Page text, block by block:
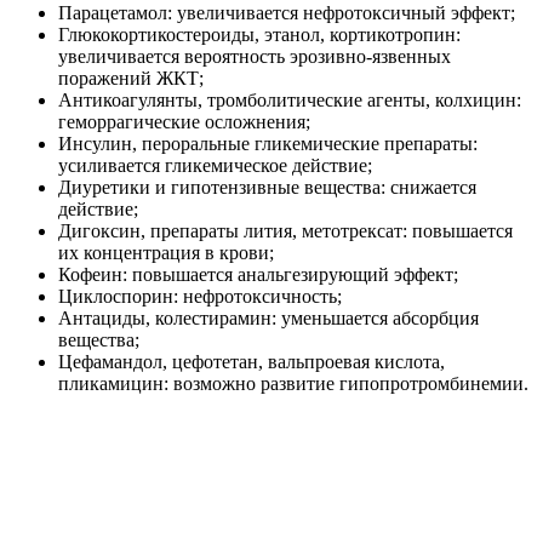
Парацетамол: увеличивается нефротоксичный эффект;
Глюкокортикостероиды, этанол, кортикотропин:
увеличивается вероятность эрозивно-язвенных
поражений ЖКТ;
Антикоагулянты, тромболитические агенты, колхицин:
геморрагические осложнения;
Инсулин, пероральные гликемические препараты:
усиливается гликемическое действие;
Диуретики и гипотензивные вещества: снижается
действие;
Дигоксин, препараты лития, метотрексат: повышается
их концентрация в крови;
Кофеин: повышается анальгезирующий эффект;
Циклоспорин: нефротоксичность;
Антациды, колестирамин: уменьшается абсорбция
вещества;
Цефамандол, цефотетан, вальпроевая кислота,
пликамицин: возможно развитие гипопротромбинемии.